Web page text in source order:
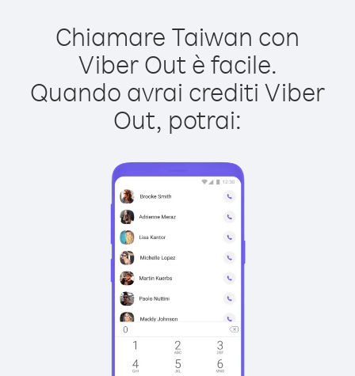
Chiamare Taiwan con
Viber Out è facile.
Quando avrai crediti Viber
Out, potrai: